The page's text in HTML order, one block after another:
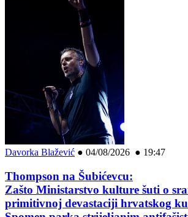
Davorka Blažević ● 04/08/2026 ● 19:47
Thompson na Šubićevcu:
Zašto Ministarstvo kulture šuti o
primitivnoj devastaciji hrvatskog